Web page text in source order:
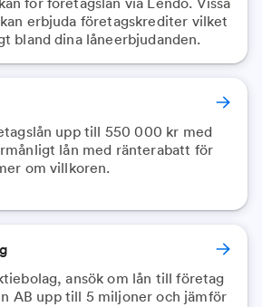
erbjuda företagskrediter vilket
bland dina låneerbjudanden.
upp till 550 000 kr med
lån med ränterabatt för
om villkoren.
ansök om lån till företag
AB upp till 5 miljoner och jämför